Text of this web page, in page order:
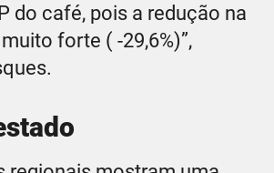
do café, pois a redução na
forte ( -29,6%)”,